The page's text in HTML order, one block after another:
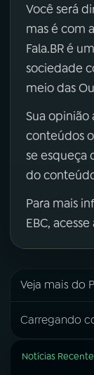
Você será
mas é com
Fala.BR é
sociedade
meio das
Sua opinião
conteúdos
se esqueça
do
Para mais
EBC,
Veja mais do
Carregando
Notícias